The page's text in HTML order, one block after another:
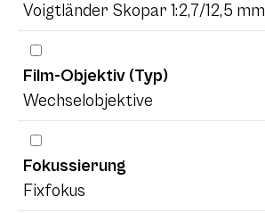
Voigtländer Skopar 1:2,7/12,5 mm
Film-Objektiv (Typ)
Wechselobjektive
Fokussierung
Fixfokus